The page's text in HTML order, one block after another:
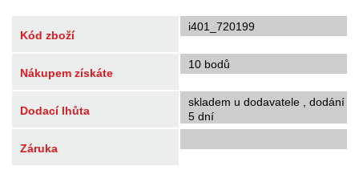
Kód zboží
i401_720199
Nákupem získáte
10 bodů
Dodací lhůta
skladem u dodavatele , dodání
5 dní
Záruka